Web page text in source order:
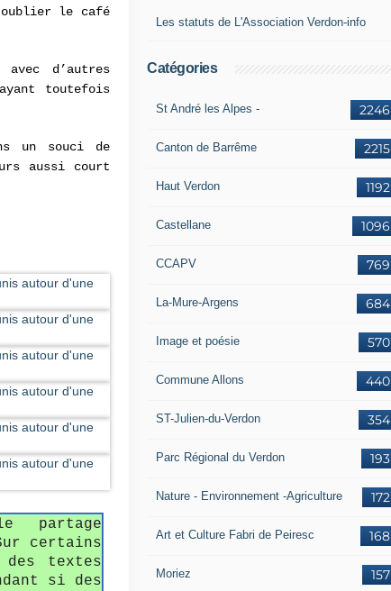
le café
avec d’autres
toutefois
un souci de
aussi court
partage
certains
textes
si des
Les statuts de L'Association Verdon-info
Catégories
2246
St André les Alpes -
2215
Canton de Barrême
1192
Haut Verdon
1096
Castellane
769
CCAPV
684
La-Mure-Argens
570
Image et poésie
440
Commune Allons
354
ST-Julien-du-Verdon
193
Parc Régional du Verdon
172
Nature - Environnement -Agriculture
168
Art et Culture Fabri de Peiresc
157
Moriez